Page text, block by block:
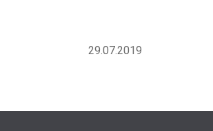
29.07.2019